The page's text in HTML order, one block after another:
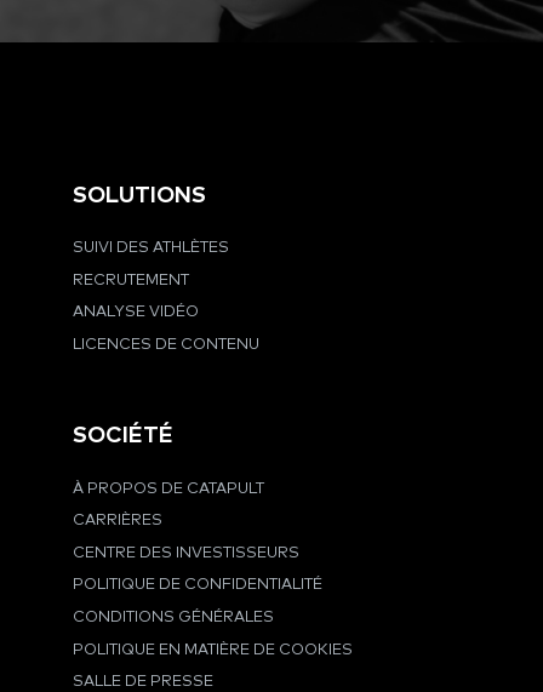
SOLUTIONS
SUIVI DES ATHLÈTES
RECRUTEMENT
ANALYSE VIDÉO
LICENCES DE CONTENU
SOCIÉTÉ
À PROPOS DE CATAPULT
CARRIÈRES
CENTRE DES INVESTISSEURS
POLITIQUE DE CONFIDENTIALITÉ
CONDITIONS GÉNÉRALES
POLITIQUE EN MATIÈRE DE COOKIES
SALLE DE PRESSE